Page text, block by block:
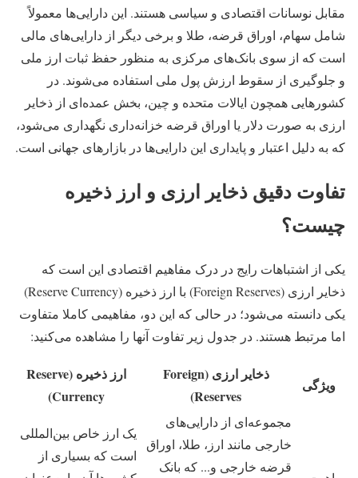
مقابل نوسانات اقتصادی و سیاسی هستند. این دارایی‌ها معمولاً
شامل سهام، اوراق قرضه، طلا و برخی دیگر از دارایی‌های مالی
است که از سوی بانک‌های مرکزی به منظور حفظ ثبات ارز ملی
و جلوگیری از سقوط ارزش پول ملی استفاده می‌شوند. در
کشورهایی همچون ایالات متحده و چین، بخش عمده‌ای از ذخایر
ارزی به صورت دلار یا اوراق قرضه خزانه‌داری نگهداری می‌شود،
که به دلیل اعتبار و پایداری این دارایی‌ها در بازارهای جهانی است​.
تفاوت دقیق ذخایر ارزی و ارز ذخیره
چیست؟
یکی از اشتباهات رایج در درک مفاهیم اقتصادی این است که
ذخایر ارزی (Foreign Reserves) با ارز ذخیره (Reserve Currency)
یکی دانسته می‌شود؛ در حالی که این دو، مفاهیمی کاملا متفاوت
اما مرتبط هستند. در جدول زیر تفاوت آنها را مشاهده می‌کنید:
ویژگی
ذخایر ارزی (Foreign
Reserves)
ارز ذخیره (Reserve
Currency)
مجموعه‌ای از دارایی‌های
خارجی مانند ارز، طلا، اوراق
قرضه خارجی و... که بانک
یک ارز خاص بین‌المللی
است که بسیاری از